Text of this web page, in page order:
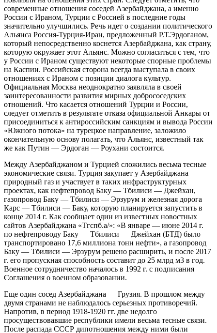
современные отношения соседей Азербайджана, а именно
России с Ираном, Турции с Россией в последние годы
значительно улучшились. Речь идет о создании политического
Альянса Россия-Турция-Иран, предложенный Р.Т.Эрдоганом,
который непосредственно коснется Азербайджана, как страну,
которую окружает этот Альянс. Можно согласиться с тем, что
у России с Ираном существуют некоторые спорные проблемы
на Каспии. Российская сторона всегда выступала в своих
отношениях с Ираном с позиции диалога культур.
Официальная Москва неоднократно заявляла в своей
заинтересованности развития мирных добрососедских
отношений. Что касается отношений Турции и России,
следует отметить в результате отказа официальной Анкары от
присоединиться к антироссийским санкциям и вывода России
«Южного потока» на турецкое направление, заложило
окончательную основу полагать, что Альянс, известный так
же как Путин — Эрдоган — Роухани состоится.
Между Азербайджаном и Турцией сложились весьма тесные
экономические связи. Турция закупает у Азербайджана
природный газ и участвует в таких инфраструктурных
проектах, как нефтепровод Баку — Тбилиси — Джейхан,
газопровод Баку — Тбилиси — Эрзурум и железная дорога
Карс — Тбилиси — Баку, которую планируется запустить в
конце 2014 г. Как сообщает один из известных новостных
сайтов Азербайджана «Тгспб.а/»: «В январе — июне 2014 г.
по нефтепроводу Баку — Тбилиси — Джейхан (БТД) было
транспортировано 17,6 миллиона тонн нефти», а газопровод
Баку — Тбилиси — Эрзурум решено расширить, и после 2017
г. его пропускная способность составит до 25 млрд м3 в год.
Военное сотрудничество началось в 1992 г. с подписания
Соглашения о военном образовании.
Еще один сосед Азербайджана — Грузия. В прошлом между
двумя странами не наблюдалось серьезных противоречий.
Напротив, в период 1918-1920 гг. две недолго
просуществовавшие республики имели весьма тесные связи.
После распада СССР дипотношения между ними были